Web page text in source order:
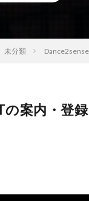
未分類
の案内・登録